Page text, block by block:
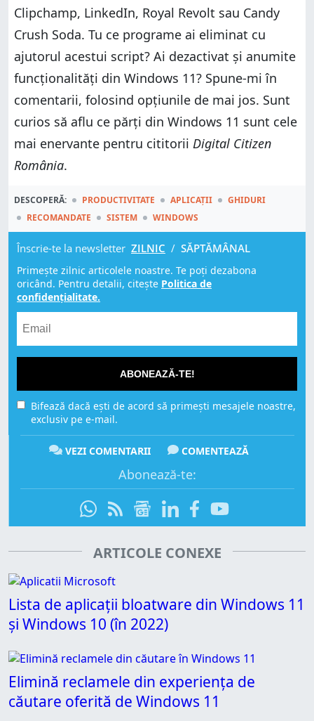
Clipchamp, LinkedIn, Royal Revolt sau Candy
Crush Soda. Tu ce programe ai eliminat cu
ajutorul acestui script? Ai dezactivat și anumite
funcționalități din Windows 11? Spune-mi în
comentarii, folosind opțiunile de mai jos. Sunt
curios să aflu ce părți din Windows 11 sunt cele
mai enervante pentru cititorii Digital Citizen
România.
DESCOPERĂ: PRODUCTIVITATE APLICAȚII
GHIDURI
RECOMANDATE
SISTEM WINDOWS
Înscrie-te la newsletter ZILNIC / SĂPTĂMÂNAL
Primește zilnic articolele noastre. Te poți dezabona
oricând. Pentru detalii, citește Politica de
confidențialitate.
ABONEAZĂ-TE!
Bifează dacă ești de acord să primești mesajele noastre,
exclusiv pe e-mail.
VEZI COMENTARII COMENTEAZĂ
Abonează-te:
ARTICOLE CONEXE
Lista de aplicații bloatware din Windows 11
și Windows 10 (în 2022)
Elimină reclamele din experiența de
căutare oferită de Windows 11